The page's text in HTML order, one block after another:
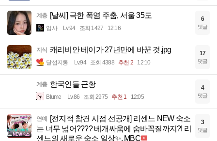
계층 [날씨] 극한 폭염 주춤, 서울 35도
입사 Lv.94 조회 1427 12:16
6
댓글
지식 캐리비안 베이가 27년만에 바꾼 것.jpg
달섭지롱 Lv.94 조회 4388 추천 2 12:10
17
댓글
계층 한국인들 근황
Blume Lv.86 조회 2975 추천 1 12:05
4
댓글
연예
[전지적 참견 시점 선공개] 리센느 NEW 숙소
는 너무 넓어???? 베개싸움에 숨바꼭질까지?! 리
센느의 새로운 숙소 일상✨, MBC
3
댓글